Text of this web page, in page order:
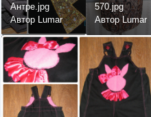
Антре.jpg
Автор Lumar
570.jpg
Автор Lumar